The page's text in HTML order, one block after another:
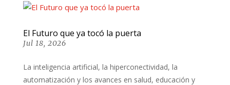
El Futuro que ya tocó la puerta
Jul 18, 2026
La inteligencia artificial, la hiperconectividad, la
automatización y los avances en salud, educación y